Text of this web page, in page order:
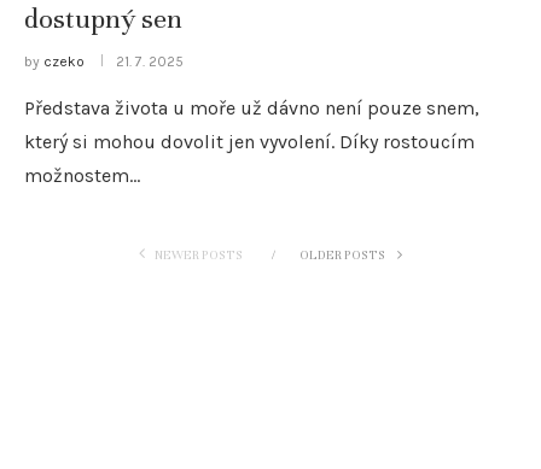
dostupný sen
by czeko 21. 7. 2025
Představa života u moře už dávno není pouze snem,
který si mohou dovolit jen vyvolení. Díky rostoucím
možnostem…
NEWER POSTS OLDER POSTS